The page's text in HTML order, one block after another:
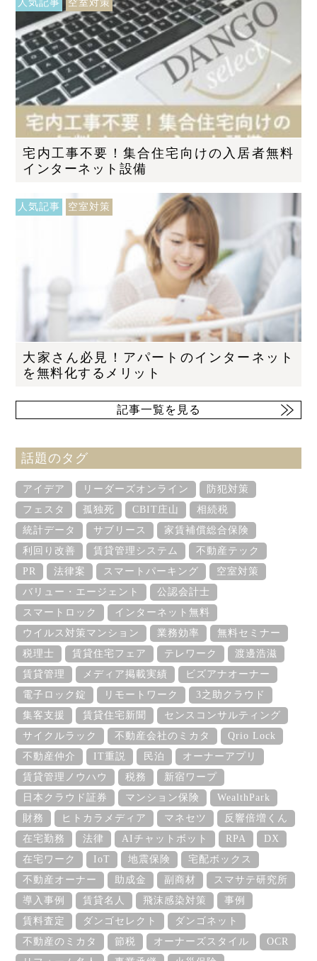
人気記事 空室対策
宅内工事不要！集合住宅向けの入居者無料
インターネット設備
人気記事 空室対策
大家さん必見！アパートのインターネット
を無料化するメリット
記事一覧を見る
話題のタグ
アイデア リーダーズオンライン
防犯対策
フェスタ
孤独死 CBIT庄山
相続税
統計データ
サブリース
家賃補償総合保険
利回り改善
賃貸管理システム
不動産テック
PR
法律案 スマートパーキング
空室対策
バリュー・エージェント
公認会計士
スマートロック
インターネット無料
ウイルス対策マンション
業務効率
無料セミナー
税理士
賃貸住宅フェア テレワーク
渡邊浩滋
賃貸管理
メディア掲載実績
ビズアナオーナー
電子ロック錠
リモートワーク
3之助クラウド
集客支援
賃貸住宅新聞
センスコンサルティング
サイクルラック
不動産会社のミカタ
Qrio Lock
不動産仲介
IT重説 民泊
オーナーアプリ
賃貸管理ノウハウ
税務
新宿ワープ
日本クラウド証券
マンション保険
WealthPark
財務
ヒトカラメディア マネセツ
反響倍増くん
在宅勤務
法律 AIチャットボット RPA
DX
在宅ワーク
IoT 地震保険
宅配ボックス
不動産オーナー
助成金 副商材
スマサテ研究所
導入事例
賃貸名人 飛沫感染対策
事例
賃料査定
ダンゴセレクト
ダンゴネット
不動産のミカタ
節税 オーナーズスタイル
OCR